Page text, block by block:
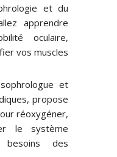
et du
apprendre
oculaire,
vos muscles
et
propose
réoxygéner,
le système
des